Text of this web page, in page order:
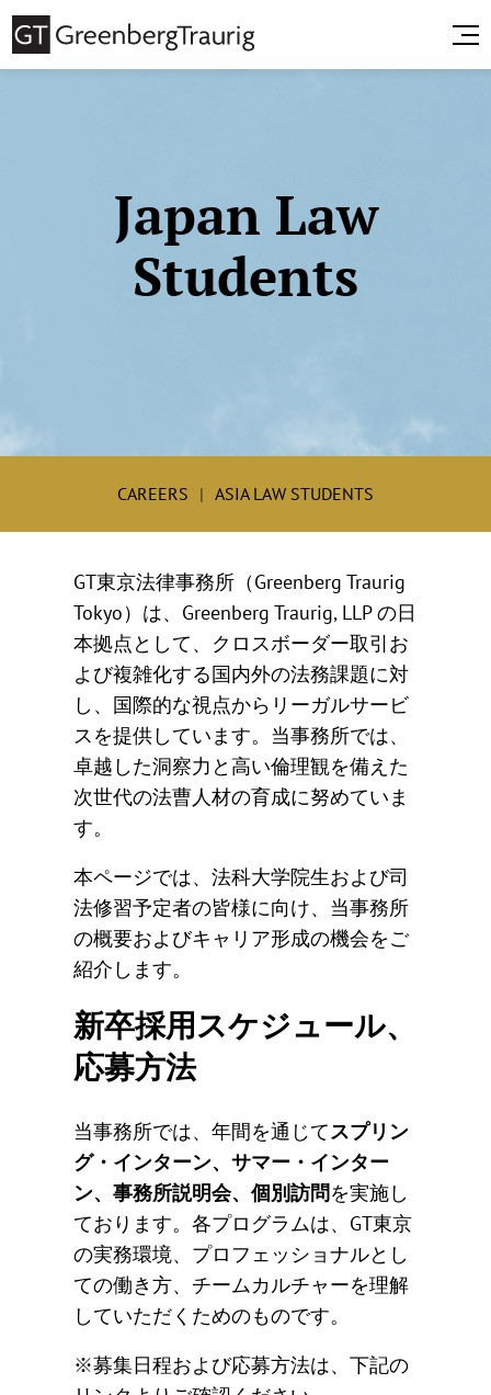
Japan Law
Students
CAREERS ASIA LAW STUDENTS
GT東京法律事務所（Greenberg Traurig
Tokyo）は、Greenberg Traurig, LLP の日
本拠点として、クロスボーダー取引お
よび複雑化する国内外の法務課題に対
し、国際的な視点からリーガルサービ
スを提供しています。当事務所では、
卓越した洞察力と高い倫理観を備えた
次世代の法曹人材の育成に努めていま
す。
本ページでは、法科大学院生および司
法修習予定者の皆様に向け、当事務所
の概要およびキャリア形成の機会をご
紹介します。
新卒採用スケジュール、
応募方法
当事務所では、年間を通じてスプリン
グ・インターン、サマー・インター
ン、事務所説明会、個別訪問を実施し
ております。各プログラムは、GT東京
の実務環境、プロフェッショナルとし
ての働き方、チームカルチャーを理解
していただくためのものです。
※募集日程および応募方法は、下記の